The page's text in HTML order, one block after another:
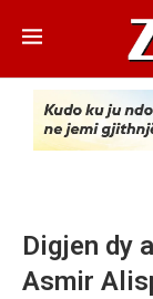
Digjen dy
Asmir